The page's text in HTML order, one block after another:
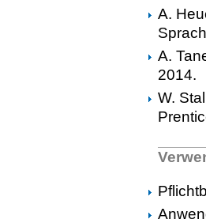
A.
A.
2014.
W.